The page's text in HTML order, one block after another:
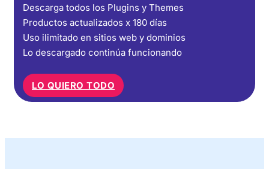
Descarga todos los Plugins y Themes
Productos actualizados x 180 días
Uso ilimitado en sitios web y dominios
Lo descargado continúa funcionando
LO QUIERO TODO